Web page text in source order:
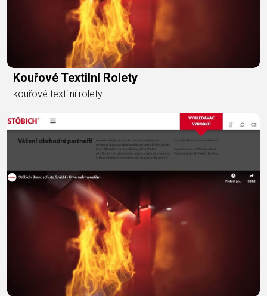
Kouřové Textilní Rolety
kouřové textilní rolety